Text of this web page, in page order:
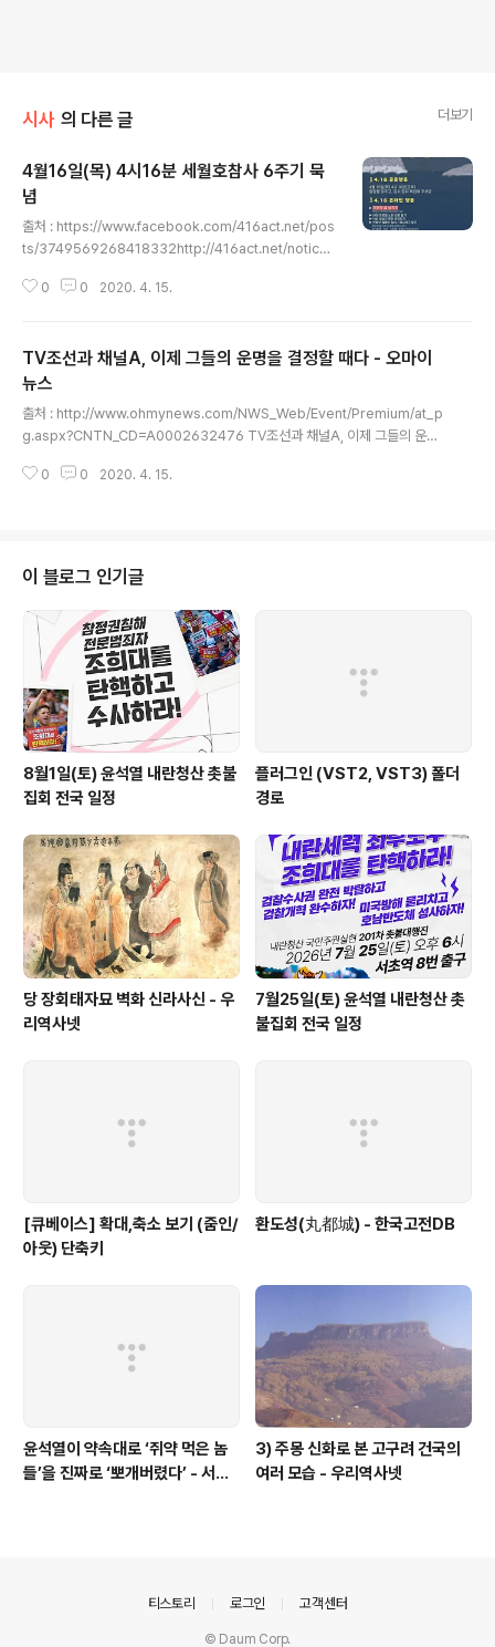
시사 의 다른 글 더보기
4월16일(목) 4시16분 세월호참사 6주기 묵
념
출처 : https://www.facebook.com/416act.net/pos
ts/3749569268418332http://416act.net/notice/
참사 6주기 기억식 4월16일 (목) 3시 안산 화랑우원지 제
참사 6년, 당일 공동행동 ○ 4월 16일(목) 4시 16분(오후)
알람을 맞추고 - 잠시 멈추고 - 묵념해주세요. 1. 세월호참
사 6년, 당일 행동○ 4월 16일(목) 4시 16분(오후) 알람을
맞추고 - 잠시 멈추고 - 묵념해주세요. 2. 세월호참사6주
기 온라인 행동① 4.16세월호참사 추모관 홈페이지 방문
과 ..
0 0 2020. 4. 15.
TV조선과 채널A, 이제 그들의 운명을 결정할 때다 - 오마이
뉴스
출처 : http://www.ohmynews.com/NWS_Web/Event/Premium/at_p
g.aspx?CNTN_CD=A0002632476 TV조선과 채널A, 이제 그들의 운명
(4)정연주(jung46) 등록 2020.04.15 10:56 수정 2020.04.15 10:56 ▲
종편방송 'TV조선'(조선일보)과 '채널A'(동아일보) 광화문 사옥앞에서 규탄회
견을 열고 해당 프로..
0 0 2020. 4. 15.
이 블로그 인기글
8월1일(토) 윤석열 내란청산 촛불
집회 전국 일정
플러그인 (VST2, VST3) 폴더
경로
당 장회태자묘 벽화 신라사신 - 우
리역사넷
7월25일(토) 윤석열 내란청산 촛
불집회 전국 일정
[큐베이스] 확대,축소 보기 (줌인/
아웃) 단축키
환도성(丸都城) - 한국고전DB
윤석열이 약속대로 ‘쥐약 먹은 놈
들’을 진짜로 ‘뽀개버렸다’ - 서울
3) 주몽 신화로 본 고구려 건국의
여러 모습 - 우리역사넷
티스토리 로그인 고객센터
© Daum Corp.